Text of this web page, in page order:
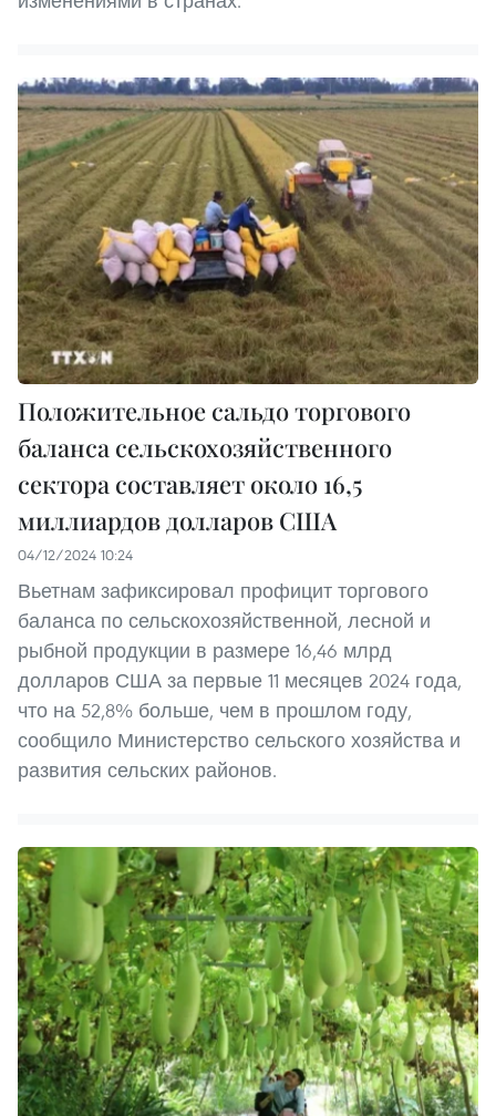
Положительное сальдо торгового
баланса сельскохозяйственного
сектора составляет около 16,5
миллиардов долларов США
04/12/2024 10:24
Вьетнам зафиксировал профицит торгового
баланса по сельскохозяйственной, лесной и
рыбной продукции в размере 16,46 млрд
долларов США за первые 11 месяцев 2024 года,
что на 52,8% больше, чем в прошлом году,
сообщило Министерство сельского хозяйства и
развития сельских районов.